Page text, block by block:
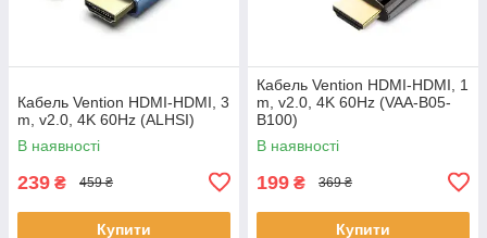
Кабель Vention HDMI-HDMI, 3
m, v2.0, 4K 60Hz (ALHSI)
В наявності
239 ₴ 459 ₴
Купити
Кабель Vention HDMI-HDMI, 1
m, v2.0, 4K 60Hz (VAA-B05-
B100)
В наявності
199 ₴ 369 ₴
Купити